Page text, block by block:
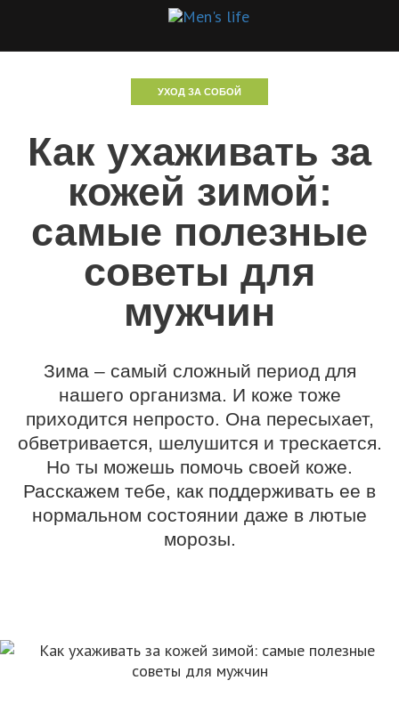
УХОД ЗА СОБОЙ
Как ухаживать за
кожей зимой:
самые полезные
советы для
мужчин
Зима – самый сложный период для
нашего организма. И коже тоже
приходится непросто. Она пересыхает,
обветривается, шелушится и трескается.
Но ты можешь помочь своей коже.
Расскажем тебе, как поддерживать ее в
нормальном состоянии даже в лютые
морозы.